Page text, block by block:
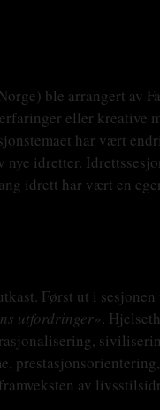
ble arrangert av
eller
har vært
idretter.
idrett har vært en
Først ut i
utfordringer».
av